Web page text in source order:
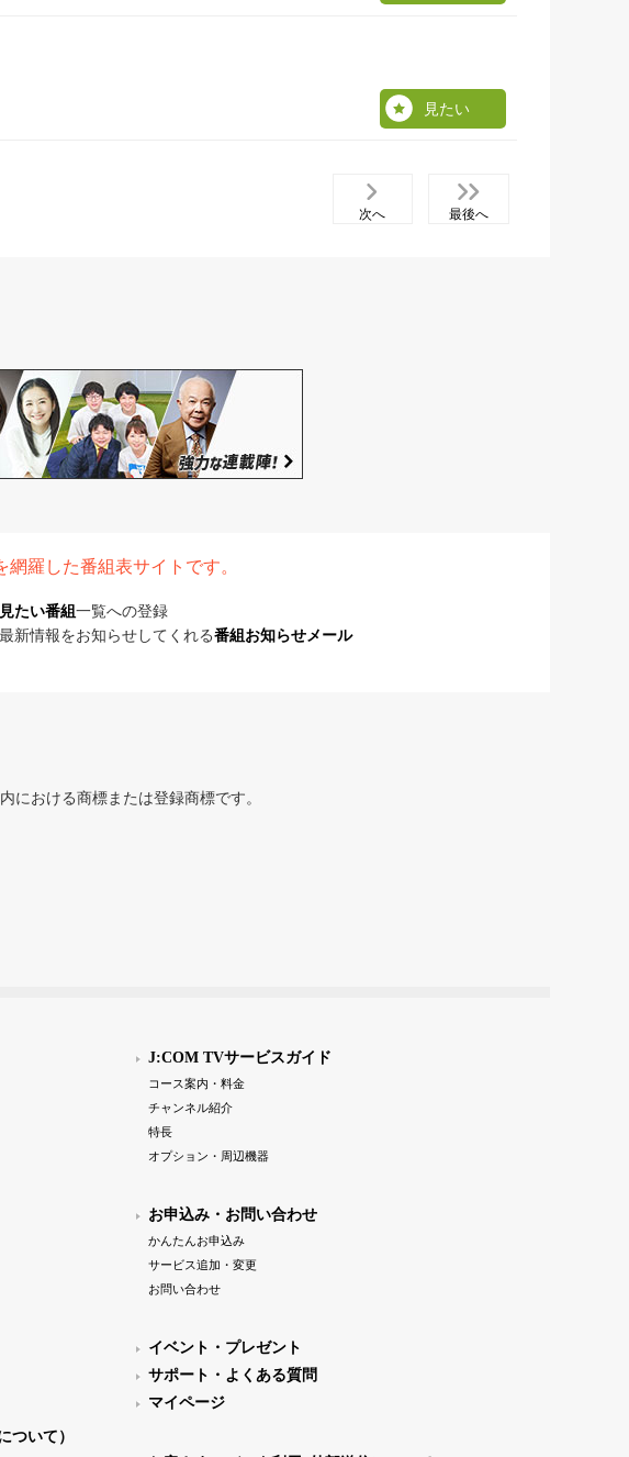
見たい
次へ 最後へ
羅した番組表サイトです。
見たい番組 一覧への登録
新情報をお知らせしてくれる番組お知らせメール
における商標または登録商標です。
ついて）
J:COM TVサービスガイド
コース案内・料金
チャンネル紹介
特長
オプション・周辺機器
お申込み・お問い合わせ
かんたんお申込み
サービス追加・変更
お問い合わせ
イベント・プレゼント
サポート・よくある質問
マイページ